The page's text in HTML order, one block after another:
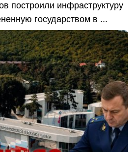
построили инфраструктуру
государством в ...